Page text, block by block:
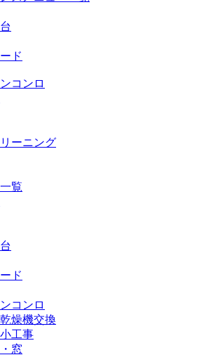
ド
コンロ
ーニング
覧
ド
コンロ
燥機交換
工事
窓